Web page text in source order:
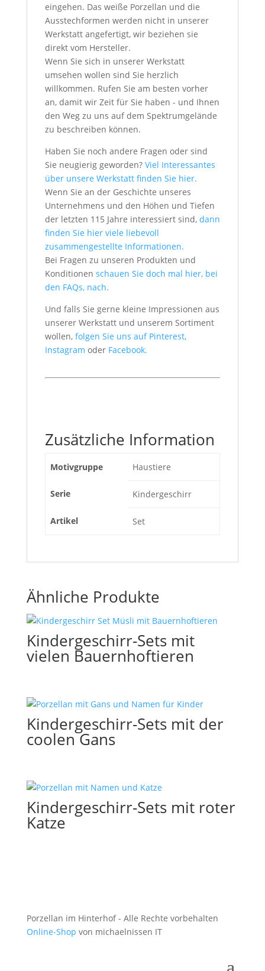
eingehen. Das weiße Porzellan und die
Ausstechformen werden nicht in unserer
Werkstatt angefertigt, wir beziehen sie
direkt vom Hersteller.
Wenn Sie sich in unserer Werkstatt
umsehen wollen sind Sie herzlich
willkommen. Rufen Sie am besten vorher
an, damit wir Zeit für Sie haben - und Ihnen
den Weg zu uns auf dem Spektrumgelände
zu beschreiben können.
Haben Sie noch andere Fragen oder sind
Sie neugierig geworden?Viel Interessantes
über unsere Werkstatt finden Sie hier.
Wenn Sie an der Geschichte unseres
Unternehmens und den Höhen und Tiefen
der letzten 115 Jahre interessiert sind, dann
finden Sie hier viele liebevoll
zusammengestellte Informationen.
Bei Fragen zu unseren Produkten und
Konditionen schauen Sie doch mal hier, bei
den FAQs, nach.
Und falls Sie gerne kleine Impressionen aus
unserer Werkstatt und unserem Sortiment
wollen,folgen Sie uns auf Pinterest,
Instagram oder Facebook.
Zusätzliche Information
Motivgruppe Haustiere
Serie Kindergeschirr
Artikel Set
Ähnliche Produkte
Kindergeschirr-Sets mit
vielen Bauernhoftieren
Kindergeschirr-Sets mit der
coolen Gans
Kindergeschirr-Sets mit roter
Katze
Porzellan im Hinterhof - Alle Rechte vorbehalten
Online-Shop von michaelnissen IT